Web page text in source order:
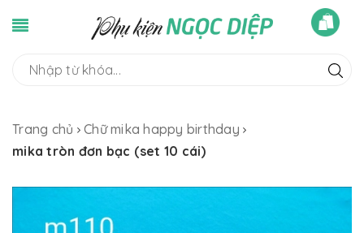
Trang chủ
Chữ mika happy birthday
mika tròn đơn bạc (set 10 cái)